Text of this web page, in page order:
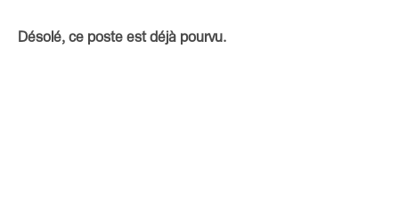
Désolé, ce poste est déjà pourvu.